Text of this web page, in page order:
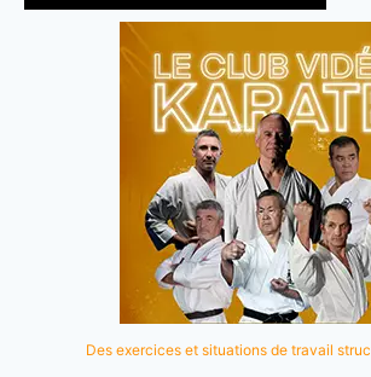
Des exercices et situations de travail